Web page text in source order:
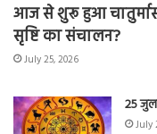
आज से शुरू हुआ
सृष्टि का संचालन?
July 25, 2026
25
July